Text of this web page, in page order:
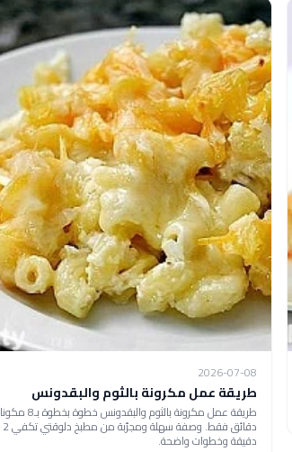
2026-07-08
طريقة عمل مكرونة بالثوم والبقدونس
دقيقة وخطوات واضحة.